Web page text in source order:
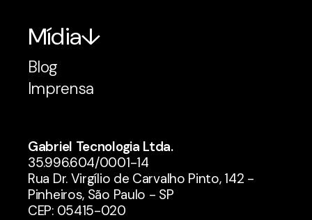
Mídia
Blog
Imprensa
Gabriel Tecnologia Ltda.
35.996.604/0001-14
Rua Dr. Virgílio de Carvalho Pinto, 142 -
Pinheiros, São Paulo - SP
CEP: 05415-020